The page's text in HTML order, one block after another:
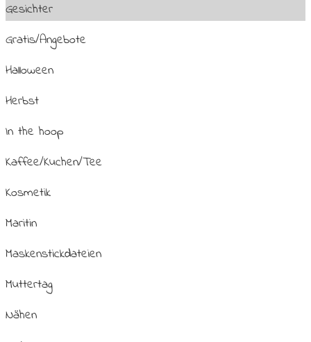
Gesichter
Gratis/Angebote
Halloween
Herbst
In the hoop
Kaffee/Kuchen/Tee
Kosmetik
Maritin
Maskenstickdateien
Muttertag
Nähen